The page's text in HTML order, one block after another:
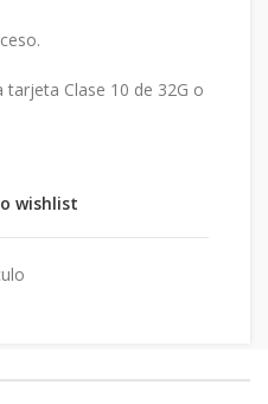
Clase 10 de 32G o
wishlist